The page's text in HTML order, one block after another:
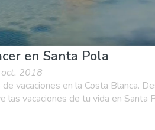
en Santa Pola
2018
vacaciones en la Costa Blanca.
las vacaciones de tu vida en Santa